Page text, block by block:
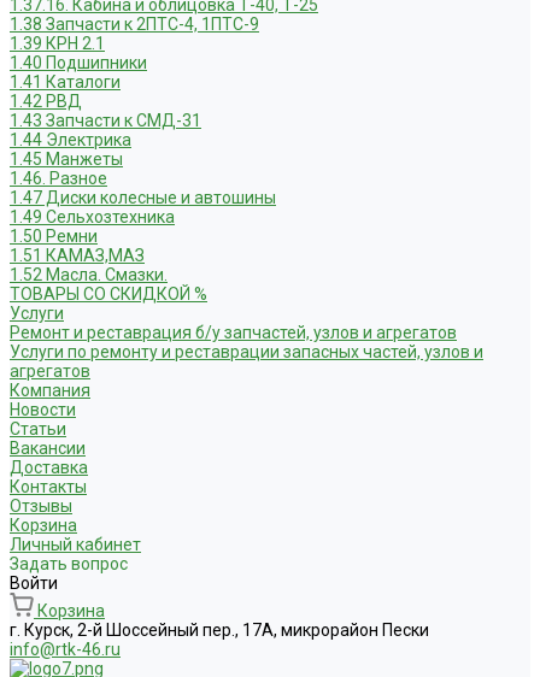
1.37.16. Кабина и облицовка Т-40, Т-25
1.38 Запчасти к 2ПТС-4, 1ПТС-9
1.39 КРН 2.1
1.40 Подшипники
1.41 Каталоги
1.42 РВД
1.43 Запчасти к СМД-31
1.44 Электрика
1.45 Манжеты
1.46. Разное
1.47 Диски колесные и автошины
1.49 Сельхозтехника
1.50 Ремни
1.51 КАМАЗ,МАЗ
1.52 Масла. Смазки.
ТОВАРЫ СО СКИДКОЙ %
Услуги
Ремонт и реставрация б/у запчастей, узлов и агрегатов
Услуги по ремонту и реставрации запасных частей, узлов и
агрегатов
Компания
Новости
Статьи
Вакансии
Доставка
Контакты
Отзывы
Корзина
Личный кабинет
Задать вопрос
Войти
Корзина
г. Курск, 2-й Шоссейный пер., 17А, микрорайон Пески
info@rtk-46.ru